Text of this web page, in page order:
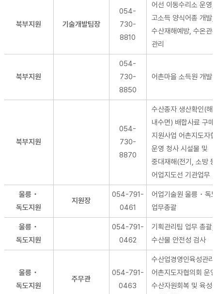
북부지원 기술개발팀장
054-
730-
8810
어선 이동수리소 운영,
고소득 양식어종 개발,
수산재해예방, 수온관
관리
북부지원
054-
730-
8850
어촌마을 소득원 개발
북부지원
054-
730-
8870
수산종자 생산확인(해
내수면) 배합사료 구매
지원사업 어촌지도자
운영 청사 시설물 및
중대재해(전기, 소방
어업지도선 기관업무
울릉・
독도지원
지원장
054-791-
0461
어업기술원 울릉・독
업무총괄
울릉・
독도지원
054-791-
0462
기획관리팀 업무 총괄,
수산물 안전성 검사
울릉・
독도지원
주무관
054-791-
0463
수산업경영인육성관리,
어촌지도자협의회 운
수산자원회복 및 육성